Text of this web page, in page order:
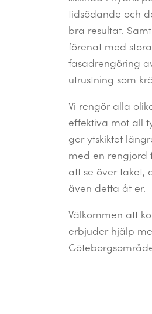
tidsödande och
bra resultat.
förenat med
fasadrengöring
utrustning som
Vi rengör alla
effektiva mot all
ger ytskiktet
med en rengjord
att se över taket,
även detta åt er.
Välkommen att
erbjuder hjälp